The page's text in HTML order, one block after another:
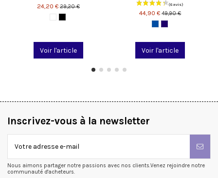
24,20 €29,20 €
Voir l'article
44,90 €49,90 €
Voir l'article
Inscrivez-vous à la newsletter
Nous aimons partager notre passions avec nos clients.Venez rejoindre notre
communauté d'acheteurs.